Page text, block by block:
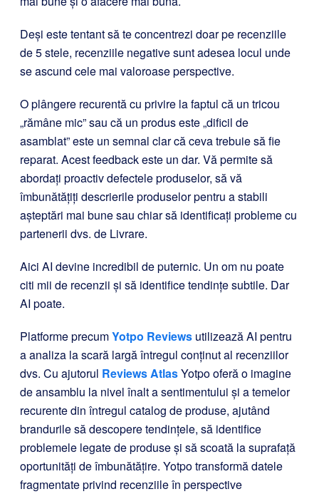
Deși este tentant să te concentrezi doar pe recenziile
de 5 stele, recenziile negative sunt adesea locul unde
se ascund cele mai valoroase perspective.
O plângere recurentă cu privire la faptul că un tricou
„rămâne mic” sau că un produs este „dificil de
asamblat” este un semnal clar că ceva trebuie să fie
reparat. Acest feedback este un dar. Vă permite să
abordați proactiv defectele produselor, să vă
îmbunătățiți descrierile produselor pentru a stabili
așteptări mai bune sau chiar să identificați probleme cu
partenerii dvs. de Livrare.
Aici AI devine incredibil de puternic. Un om nu poate
citi mii de recenzii și să identifice tendințe subtile. Dar
AI poate.
Platforme precumYotpo Reviews utilizează AI pentru
a analiza la scară largă întregul conținut al recenziilor
dvs. Cu ajutorul Reviews AtlasYotpo oferă o imagine
de ansamblu la nivel înalt a sentimentului și a temelor
recurente din întregul catalog de produse, ajutând
brandurile să descopere tendințele, să identifice
problemele legate de produse și să scoată la suprafață
oportunități de îmbunătățire. Yotpo transformă datele
fragmentate privind recenziile în perspective